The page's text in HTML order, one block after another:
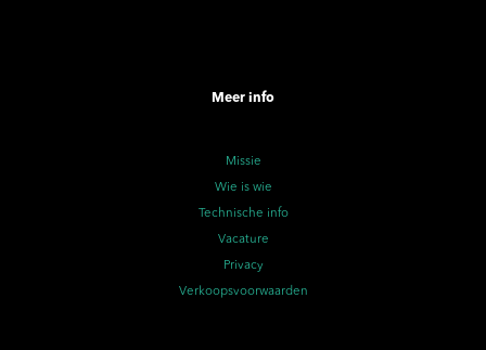
Meer info
Missie
Wie is wie
Technische info
Vacature
Privacy
Verkoopsvoorwaarden